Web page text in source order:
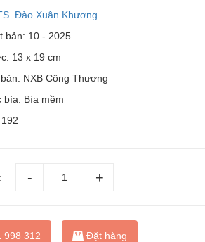
Đào Xuân Khương
bản: 10 - 2025
13 x 19 cm
NXB Công Thương
bìa: Bìa mềm
998 312 Đặt hàng